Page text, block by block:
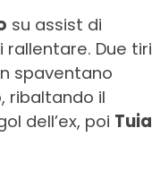
su assist di
Due tiri
spaventano
ribaltando il
dell’ex, poi Tuia